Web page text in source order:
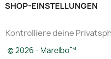
SHOP-EINSTELLUNGEN
Kontrolliere deine
© 2026 - Marelbo™